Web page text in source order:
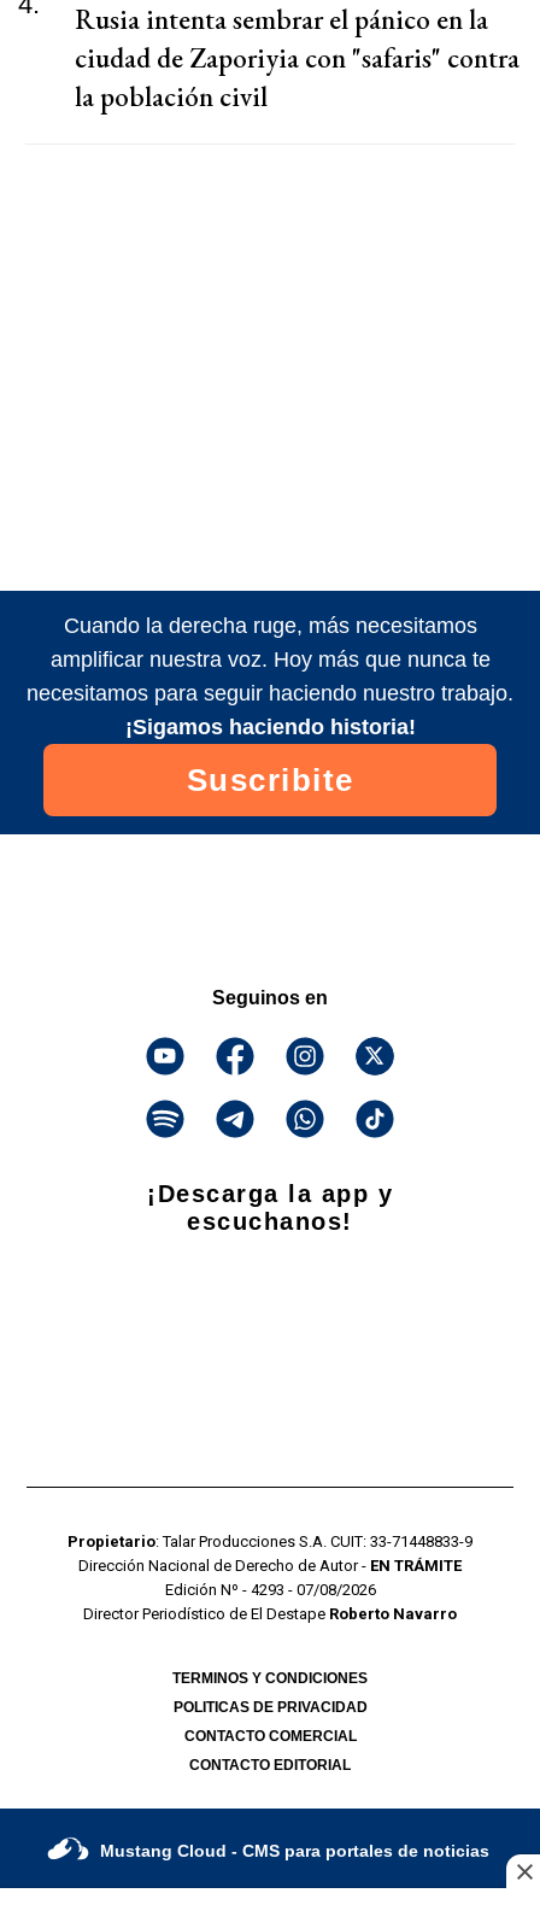
Rusia intenta sembrar el pánico en la
ciudad de Zaporiyia con "safaris" contra
la población civil
Cuando la derecha ruge, más necesitamos
amplificar nuestra voz. Hoy más que nunca te
necesitamos para seguir haciendo nuestro trabajo.
¡Sigamos haciendo historia!
Suscribite
Seguinos en
¡Descarga la app y
escuchanos!
Propietario: Talar Producciones S.A. CUIT: 33-71448833-9
Dirección Nacional de Derecho de Autor - EN TRÁMITE
Edición Nº - 4293 - 07/08/2026
Director Periodístico de El Destape Roberto Navarro
TERMINOS Y CONDICIONES
POLITICAS DE PRIVACIDAD
CONTACTO COMERCIAL
CONTACTO EDITORIAL
Mustang Cloud - CMS para portales de noticias